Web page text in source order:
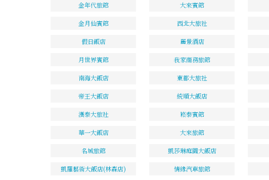
金年代旅館 大來賓館
金月仙賓館 西北大旅社
假日飯店 麗景酒店
月世界賓館 我家商務旅館
南海大飯店 東都大旅社
帝王大飯店 統順大飯店
漢泰大旅社 崧泰賓館
華一大飯店 大來旅館
名城旅館 凱莎琳庭園大飯店
凱羅藝術大飯店(林森店) 情緣汽車旅館